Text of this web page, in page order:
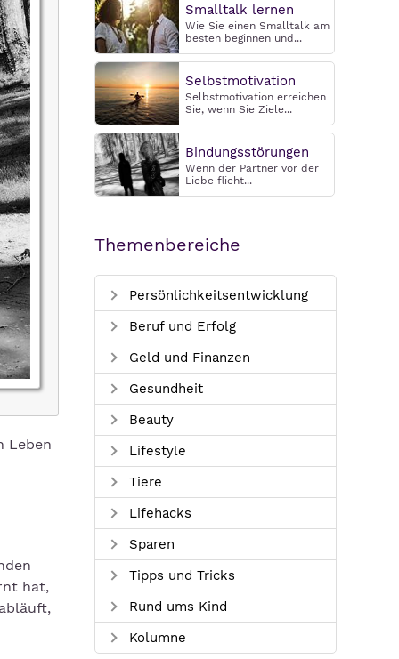
Leben
hat,
Smalltalk lernen
Wie Sie einen Smalltalk am
besten beginnen und...
Selbstmotivation
Selbstmotivation erreichen
Sie, wenn Sie Ziele...
Bindungsstörungen
Wenn der Partner vor der
Liebe flieht...
Themenbereiche
Persönlichkeitsentwicklung
Beruf und Erfolg
Geld und Finanzen
Gesundheit
Beauty
Lifestyle
Tiere
Lifehacks
Sparen
Tipps und Tricks
Rund ums Kind
Kolumne